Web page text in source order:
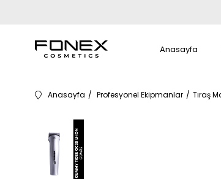
Anasayfa
Anasayfa Profesyonel Ekipmanlar Tıraş